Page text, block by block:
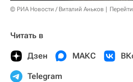
© РИА Новости / Виталий Аньков
Читать в
Дзен МАКС
Telegram